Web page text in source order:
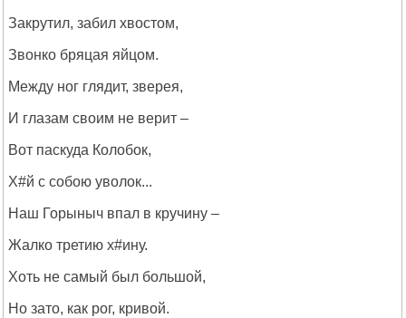
Закрутил, забил хвостом,
Звонко бряцая яйцом.
Между ног глядит, зверея,
И глазам своим не верит –
Вот паскуда Колобок,
Х#й с собою уволок...
Наш Горыныч впал в кручину –
Жалко третию х#ину.
Хоть не самый был большой,
Но зато, как рог, кривой.